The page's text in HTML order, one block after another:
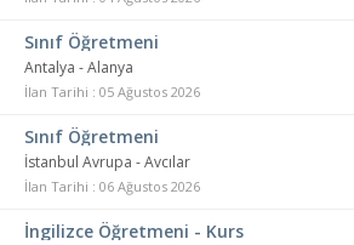
Sınıf Öğretmeni
Antalya - Alanya
İlan Tarihi : 05 Ağustos 2026
Sınıf Öğretmeni
İstanbul Avrupa - Avcılar
İlan Tarihi : 06 Ağustos 2026
İngilizce Öğretmeni - Kurs